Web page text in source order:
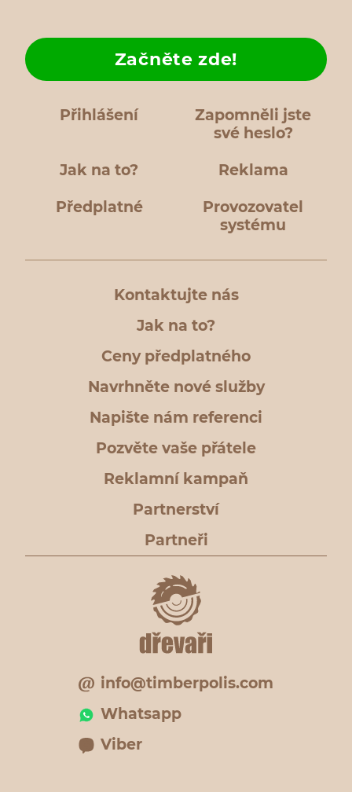
Přihlášení
Zapomněli jste
své heslo?
Jak na to?
Začněte zde!
Reklama
Předplatné
Provozovatel
systému
Kontaktujte nás
Jak na to?
Ceny předplatného
Navrhněte nové služby
Napište nám referenci
Pozvěte vaše přátele
Reklamní kampaň
Partnerství
Partneři
info@timberpolis.com
Whatsapp
Viber